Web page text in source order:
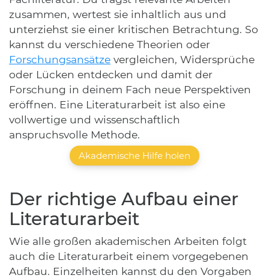
zusammen, wertest sie inhaltlich aus und
unterziehst sie einer kritischen Betrachtung. So
kannst du verschiedene Theorien oder
Forschungsansätze vergleichen, Widersprüche
oder Lücken entdecken und damit der
Forschung in deinem Fach neue Perspektiven
eröffnen. Eine Literaturarbeit ist also eine
vollwertige und wissenschaftlich
anspruchsvolle Methode.
Akademische Hilfe holen
Der richtige Aufbau einer
Literaturarbeit
Wie alle großen akademischen Arbeiten folgt
auch die Literaturarbeit einem vorgegebenen
Aufbau. Einzelheiten kannst du den Vorgaben